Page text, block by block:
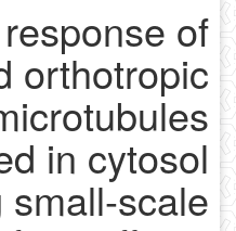
of
orthotropic
in cytosol
scale